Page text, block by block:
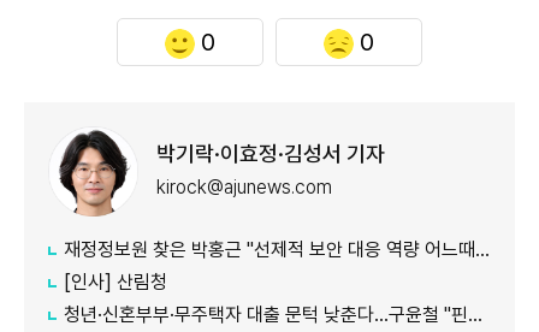
0 0
박기락·이효정·김성서 기자
kirock@ajunews.com
재정정보원 찾은 박홍근 "선제적 보안 대응 역량 어느때보다 중요"
[인사] 산림청
청년·신혼부부·무주택자 대출 문턱 낮춘다…구윤철 "핀셋 지원 고민"